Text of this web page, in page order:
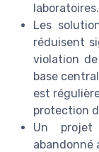
laboratoires.
Les
réduisent
violation de
base
est
protection
Un projet
abandonné